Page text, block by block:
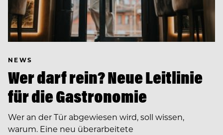
NEWS
Wer darf rein? Neue Leitlinie
für die Gastronomie
Wer an der Tür abgewiesen wird, soll wissen,
warum. Eine neu überarbeitete